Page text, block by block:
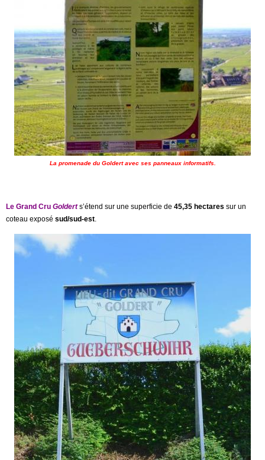
La promenade du Goldert avec ses panneaux informatifs.
Le Grand Cru Goldert s’étend sur une superficie de 45,35 hectares sur un
coteau exposé sud/sud-est